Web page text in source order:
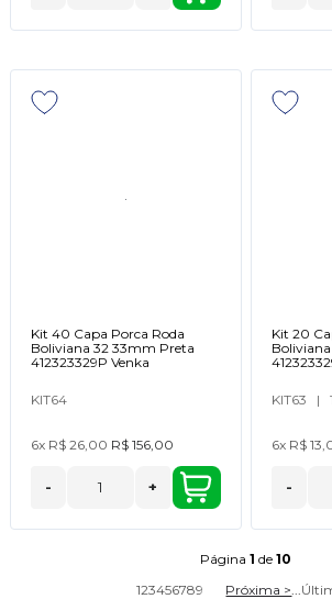
Kit 40 Capa Porca Roda
Boliviana 32 33mm Preta
412323329P Venka
KIT64
6x R$ 26,00 R$ 156,00
- +
Kit 20
KIT63 |
6x R$
-
Página1 de10
123456789 Próxima >